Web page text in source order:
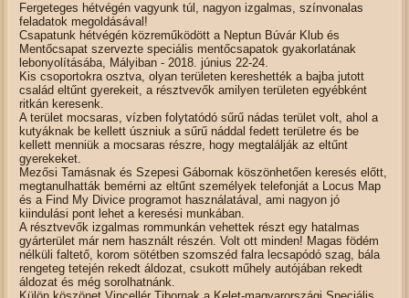
Fergeteges hétvégén vagyunk túl, nagyon izgalmas, színvonalas
feladatok megoldásával!
Csapatunk hétvégén közreműködött a Neptun Búvár Klub és
Mentőcsapat szervezte speciális mentőcsapatok gyakorlatának
lebonyolításába, Mályiban - 2018. június 22-24.
Kis csoportokra osztva, olyan területen kereshették a bajba jutott
család eltűnt gyerekeit, a résztvevők amilyen területen egyébként
ritkán keresenk.
A terület mocsaras, vízben folytatódó sűrű nádas terület volt, ahol a
kutyáknak be kellett úszniuk a sűrű náddal fedett területre és be
kellett menniük a mocsaras részre, hogy megtalálják az eltűnt
gyerekeket.
Mezősi Tamásnak és Szepesi Gábornak köszönhetően keresés előtt,
megtanulhatták bemérni az eltűnt személyek telefonját a Locus Map
és a Find My Divice programot használatával, ami nagyon jó
kiindulási pont lehet a keresési munkában.
A résztvevők izgalmas rommunkán vehettek részt egy hatalmas
gyárterület már nem használt részén. Volt ott minden! Magas födém
nélküli faltető, korom sötétben szomszéd falra lecsapódó szag, bála
rengeteg tetején rekedt áldozat, csukott műhely autójában rekedt
áldozat és még sorolhatnánk.